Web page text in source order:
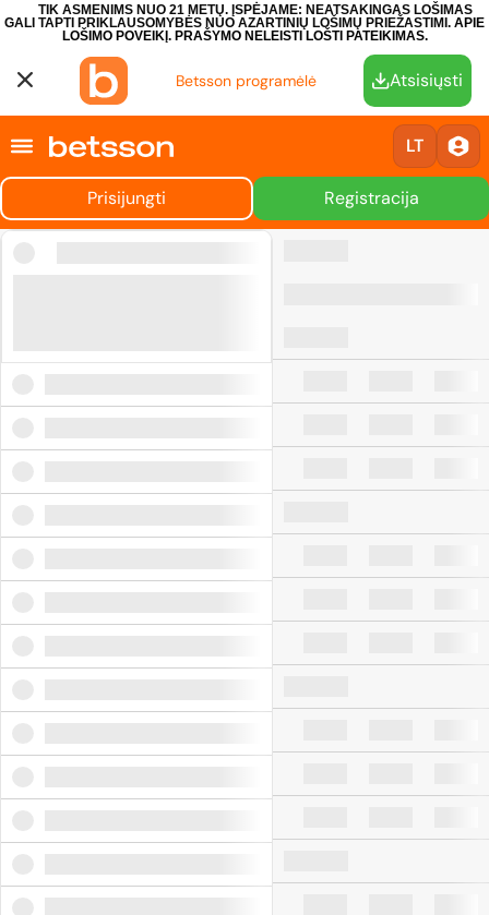
TIK ASMENIMS NUO 21 METŲ. ĮSPĖJAME: NEATSAKINGAS LOŠIMAS
GALI TAPTI PRIKLAUSOMYBĖS NUO AZARTINIŲ LOŠIMŲ PRIEŽASTIMI. APIE
LOŠIMO POVEIKĮ. PRAŠYMO NELEISTI LOŠTI PATEIKIMAS.
Betsson programėlė Atsisiųsti
LT
Prisijungti Registracija